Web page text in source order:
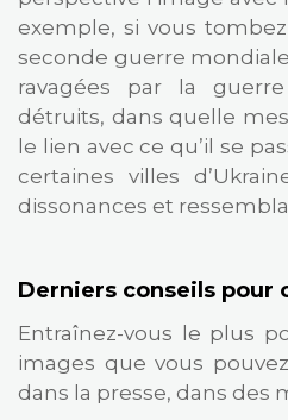
exemple, si vous
seconde guerre
ravagées par la
détruits, dans quelle
le lien avec ce qu’il se
certaines villes
dissonances et
Derniers conseils pour
Entraînez-vous le plus
images que vous
dans la presse, dans des